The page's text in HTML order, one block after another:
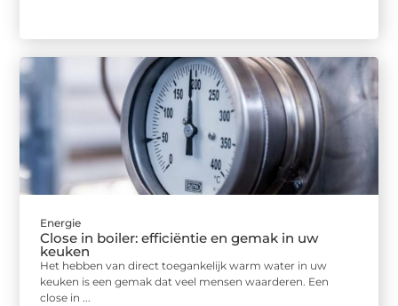
Energie
Close in boiler: efficiëntie en gemak in uw
keuken
Het hebben van direct toegankelijk warm water in uw
keuken is een gemak dat veel mensen waarderen. Een
close in ...